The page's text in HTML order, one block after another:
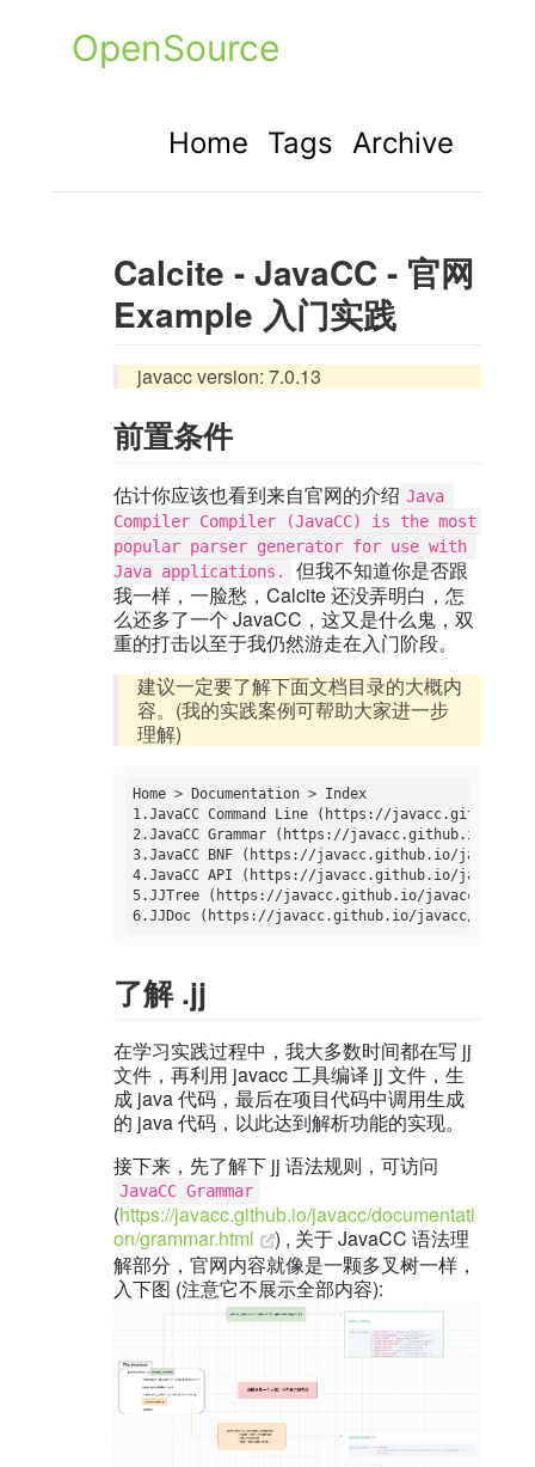
OpenSource
Home Tags Archive
Calcite - JavaCC - 官网
Example 入门实践
javacc version: 7.0.13
前置条件
估计你应该也看到来自官网的介绍 Java
Compiler Compiler (JavaCC) is the most
popular parser generator for use with
Java applications.
但我不知道你是否跟
我一样，一脸愁，Calcite 还没弄明白，怎
么还多了一个 JavaCC，这又是什么鬼，双
重的打击以至于我仍然游走在入门阶段。
建议一定要了解下面文档目录的大概内
容。(我的实践案例可帮助大家进一步
理解)
Home > Documentation > Index
1.JavaCC Command Line (https://
2.JavaCC Grammar (https://javacc.github.io/
3.JavaCC BNF (https://javacc.github.io/javacc/
4.JavaCC API (https://javacc.github.io/javacc/
5.JJTree (https://javacc.github.io/javacc/
了解 .jj
在学习实践过程中，我大多数时间都在写 jj
文件，再利用 javacc 工具编译 jj 文件，生
成 java 代码，最后在项目代码中调用生成
的 java 代码，以此达到解析功能的实现。
接下来，先了解下 jj 语法规则，可访问
JavaCC Grammar
(https://javacc.github.io/javacc/documentati
on/grammar.html
) , 关于 JavaCC 语法理
解部分，官网内容就像是一颗多叉树一样，
入下图 (注意它不展示全部内容):